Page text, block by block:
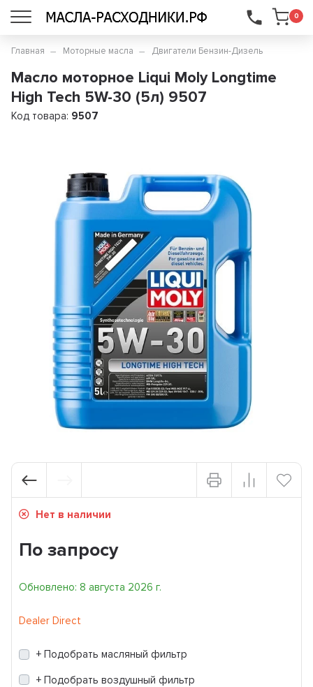
0
...
Главная Моторные масла Двигатели Бензин-Дизель
Масло моторное Liqui Moly Longtime
High Teсh 5W-30 (5л) 9507
Код товара: 9507
Нет в наличии
По запросу
Обновлено: 8 августа 2026 г.
Dealer Direct
+ Подобрать масляный фильтр
+ Подобрать воздушный фильтр